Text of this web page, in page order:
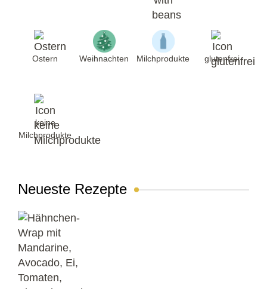
Ostern Weihnachten Milchprodukte glutenfrei
keine
Milchprodukte
Neueste Rezepte